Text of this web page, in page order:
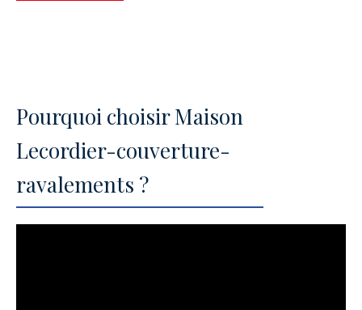
Pourquoi choisir Maison
Lecordier-couverture-
ravalements ?